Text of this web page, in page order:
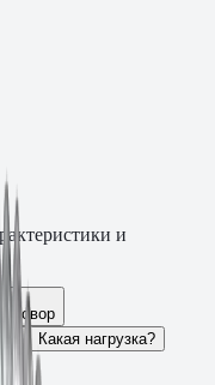
и
Какая нагрузка?